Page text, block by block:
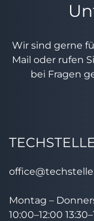
Wir sind gerne
Mail oder rufen
bei Fragen
Montag –
10:00–12:00